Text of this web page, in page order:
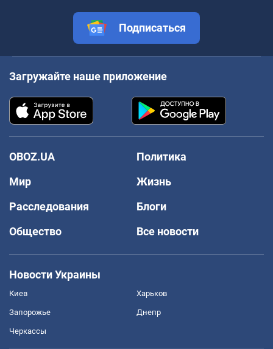
Подписаться
Загружайте наше приложение
OBOZ.UA
Политика
Мир
Жизнь
Расследования
Блоги
Общество
Все новости
Новости Украины
Киев Харьков
Запорожье Днепр
Черкассы